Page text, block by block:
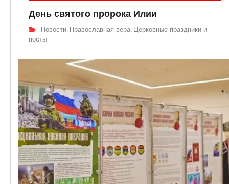
День святого пророка Илии
Новости Православная вера Церковные праздники и
посты